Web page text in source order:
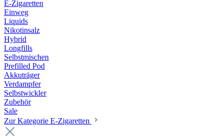
E-Zigaretten
Einweg
Liquids
Nikotinsalz
Hybrid
Longfills
Selbstmischen
Prefilled Pod
Akkuträger
Verdampfer
Selbstwickler
Zubehör
Sale
Zur Kategorie E-Zigaretten